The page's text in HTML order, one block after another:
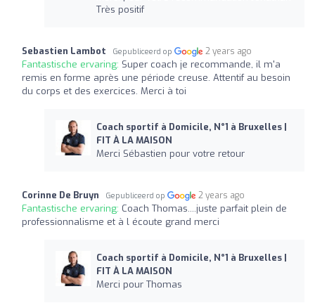
Très positif
Sebastien Lambot Gepubliceerd op 2 years ago
Fantastische ervaring: Super coach je recommande, il m'a
remis en forme après une période creuse. Attentif au besoin
du corps et des exercices. Merci à toi
Coach sportif à Domicile, N°1 à Bruxelles |
FIT À LA MAISON
Merci Sébastien pour votre retour
Corinne De Bruyn Gepubliceerd op 2 years ago
Fantastische ervaring: Coach Thomas....juste parfait plein de
professionnalisme et à l écoute grand merci
Coach sportif à Domicile, N°1 à Bruxelles |
FIT À LA MAISON
Merci pour Thomas